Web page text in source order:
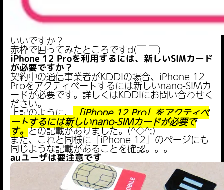
いいですか？
赤枠で囲ってみたところですd(￣ ￣)
iPhone 12 Proを利用するには、新しいSIMカード
が必要ですか？
契約中の通信事業者がKDDIの場合、iPhone 12
Proをアクティベートするには新しいnano-SIMカ
ードが必要です。詳しくはKDDIにお問い合わせく
ださい。
上記のように、 「iPhone 12 Pro」をアクティベ
ートするには新しいnano-SIMカードが必要で
す。 との記載がありました。(^◇^;)
また、これと同様に「iPhone 12」のページにも
同じような記載があることを確認。。。
auユーザは要注意です